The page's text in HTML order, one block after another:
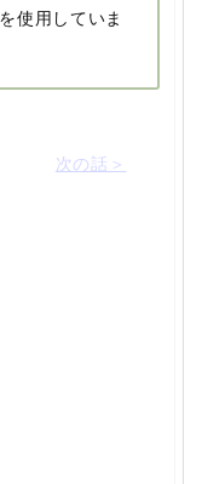
使用していま
次の話＞